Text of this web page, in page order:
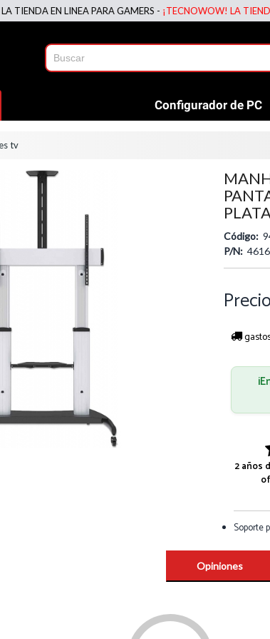
EN LINEA PARA GAMERS -¡TECNOWOW! LA TIENDA EN
Configurador de PC
tv
Código:
P/N:
2 años
Soporte
Opiniones